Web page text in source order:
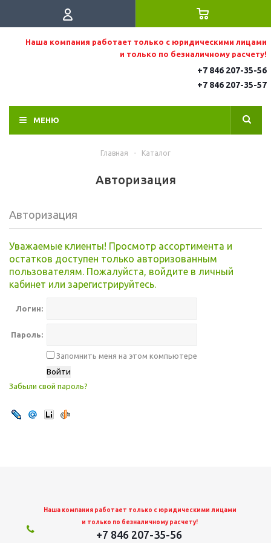
Наша компания работает только с юридическими лицами
и только по безналичному расчету!
+7 846 207-35-56
+7 846 207-35-57
МЕНЮ
Главная - Каталог
Авторизация
Авторизация
Уважаемые клиенты! Просмотр ассортимента и
остатков доступен только авторизованным
пользователям. Пожалуйста, войдите в личный
кабинет или зарегистрируйтесь.
Логин:
Пароль:
Запомнить меня на этом компьютере
Забыли свой пароль?
Наша компания работает только с юридическими лицами
и только по безналичному расчету!
+7 846 207-35-56